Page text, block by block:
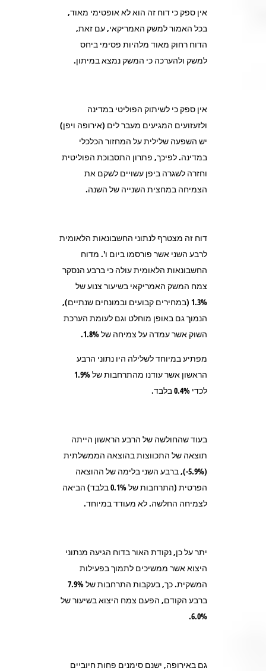
אין ספק כי דוח זה הוא לא אופטימי מאוד,
בכל האמור למשק האמריקאי, עם זאת,
הדוח רחוק מאוד מלהיות פסימי ביחס
למשק ולהערכה כי המשק נמצא במיתון.
אין ספק כי לשיתוק הפוליטי במדינה
ולזעזועים המגיעים מעבר לים (אירופה ויפן)
יש השפעה שלילית על המחזור הכלכלי
במדינה. לפיכך, פתרון התסבוכת הפוליטית
וחזרה לשגרה ביפן עשויים לשקם את
הצמיחה במחצית השנייה של השנה.
דוח זה מצטרף לנתוני החשבונאות הלאומית
לרבע השני אשר פורסמו ביום ו'. מדוח
החשבונאות הלאומית עולה כי ברבע הנסקר
צמח המשק האמריקאי בשיעור צנוע של
1.3% (במחירים קבועים ובמונחים שנתיים),
הנמוך גם באופן מוחלט וגם לעומת הערכת
השוק אשר עמדה על צמיחה של 1.8%.
מפתיע במיוחד לשלילה היו נתוני הרבע
הראשון אשר עודנו מהתרחבות של 1.9%
לכדי 0.4% בלבד.
בעוד שהחולשה של הרבע הראשון הייתה
תוצאה של התכווצות בהוצאה הממשלתית
(5.9%-), ברבע השני בלימה של ההוצאה
הפרטית (התרחבות של 0.1% בלבד) הביאה
לצמיחה החלשה. לא מעודד במיוחד.
יתר על כן, נקודת האור בדוח הגיעה מנתוני
היצוא אשר ממשיכים לתמוך בפעילות
המשקית. כך, בעקבות התרחבות של 7.9%
ברבע הקודם, הפעם צמח היצוא בשיעור של
6.0%.
גם באירופה, ישנם סימנים פחות חיוביים